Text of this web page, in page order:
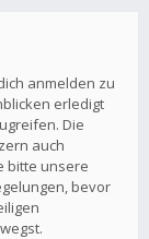
anmelden zu
erledigt
Die
auch
bitte unsere
bevor